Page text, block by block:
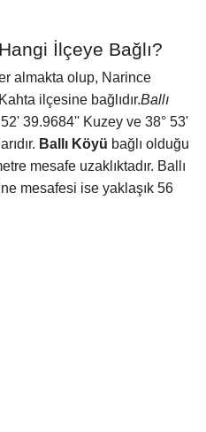
İlçeye Bağlı?
almakta olup, Narince
ilçesine bağlıdır.Ballı
39.9684'' Kuzey ve 38° 53'
Ballı Köyü bağlı olduğu
mesafe uzaklıktadır. Ballı
mesafesi ise yaklaşık 56